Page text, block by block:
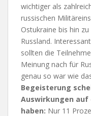
wichtiger als
russischen
Ostukraine bis hin
Russland.
sollten die
Meinung nach für
genau so war wie
Begeisterung
Auswirkungen auf
haben: Nur 11